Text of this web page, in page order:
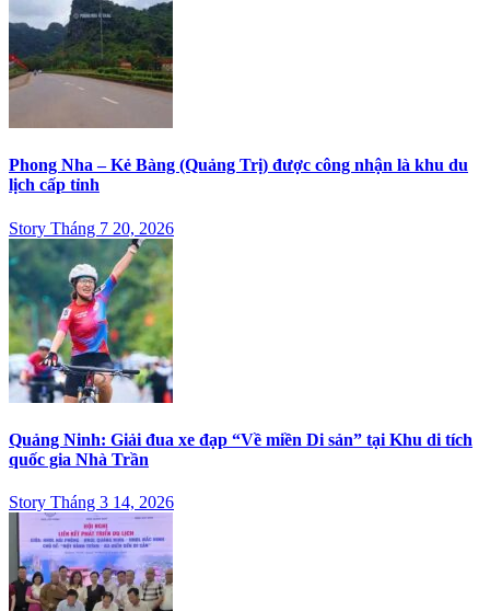
Phong Nha – Kẻ Bàng (Quảng Trị) được công nhận là khu du
lịch cấp tỉnh
Story Tháng 7 20, 2026
Quảng Ninh: Giải đua xe đạp “Về miền Di sản” tại Khu di tích
quốc gia Nhà Trần
Story Tháng 3 14, 2026